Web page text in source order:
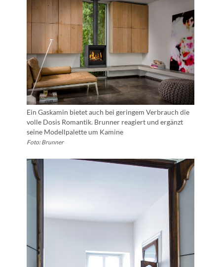
Ein Gaskamin bietet auch bei geringem Verbrauch die
volle Dosis Romantik. Brunner reagiert und ergänzt
seine Modellpalette um Kamine
Foto: Brunner